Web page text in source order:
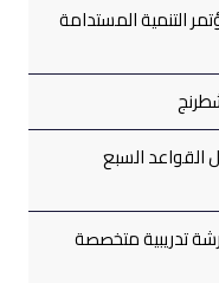
التنمية المستدامة
السبع
تدريبية متخصصة